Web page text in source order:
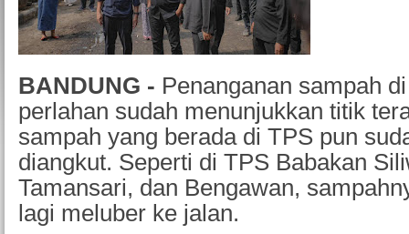
BANDUNG - Penanganan sampah
perlahan sudah menunjukkan titik
sampah yang berada di TPS pun
diangkut. Seperti di TPS Babakan
Tamansari, dan Bengawan,
lagi meluber ke jalan.